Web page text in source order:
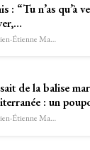
: “Tu n’as qu’à
Sébastien-Étienne Marechal
de la balise
: un
Sébastien-Étienne Marechal